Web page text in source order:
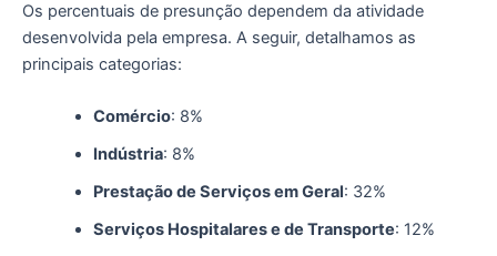
Os percentuais de presunção dependem da atividade
desenvolvida pela empresa. A seguir, detalhamos as
principais categorias:
Comércio: 8%
Indústria: 8%
Prestação de Serviços em Geral: 32%
Serviços Hospitalares e de Transporte: 12%